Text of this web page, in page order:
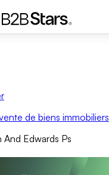
de biens immobiliers
And Edwards Ps